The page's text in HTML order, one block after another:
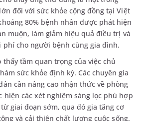
đối với sức khỏe cộng đồng tại Việt
80% bệnh nhân được phát hiện
muộn, làm giảm hiệu quả điều trị và
phí cho người bệnh cùng gia đình.
thấy tầm quan trọng của việc chủ
sức khỏe định kỳ. Các chuyên gia
cần nâng cao nhận thức về phòng
các xét nghiệm sàng lọc phù hợp
giai đoạn sớm, qua đó gia tăng cơ
và cải thiện chất lượng cuộc sống.